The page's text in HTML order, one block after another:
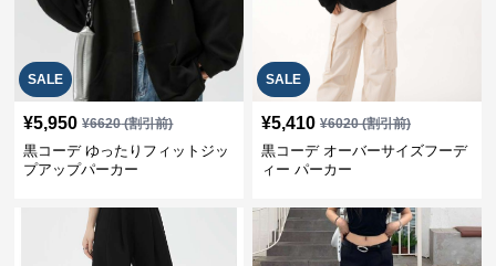
SALE
¥5,950 ¥6620(割引前)
黒コーデ ゆったりフィットジッ
プアップパーカー
SALE
¥5,410 ¥6020(割引前)
黒コーデ オーバーサイズフーデ
ィー パーカー